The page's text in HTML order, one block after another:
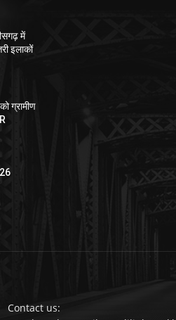
में
इलाकों
ग्रामीण
Contact us: